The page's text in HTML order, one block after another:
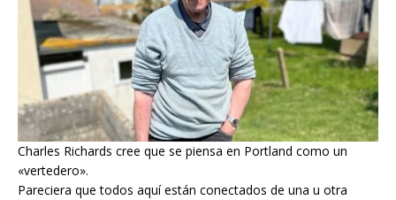
Charles Richards cree que se piensa en Portland como un
«vertedero».
Pareciera que todos aquí están conectados de una u otra